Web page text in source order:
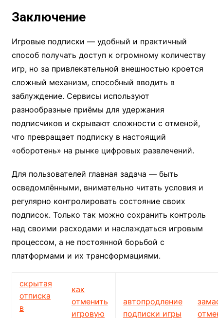
Заключение
Игровые подписки — удобный и практичный
способ получать доступ к огромному количеству
игр, но за привлекательной внешностью кроется
сложный механизм, способный вводить в
заблуждение. Сервисы используют
разнообразные приёмы для удержания
подписчиков и скрывают сложности с отменой,
что превращает подписку в настоящий
«оборотень» на рынке цифровых развлечений.
Для пользователей главная задача — быть
осведомлёнными, внимательно читать условия и
регулярно контролировать состояние своих
подписок. Только так можно сохранить контроль
над своими расходами и наслаждаться игровым
процессом, а не постоянной борьбой с
платформами и их трансформациями.
скрытая
отписка
в
как
отменить
игровую
автопродление
подписки игры